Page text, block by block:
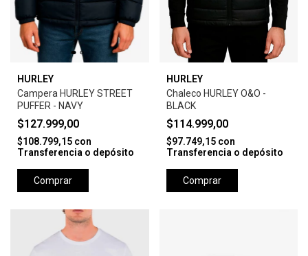
HURLEY
Campera HURLEY STREET
PUFFER - NAVY
$127.999,00
$108.799,15 con
Transferencia o depósito
Comprar
HURLEY
Chaleco HURLEY O&O -
BLACK
$114.999,00
$97.749,15 con
Transferencia o depósito
Comprar